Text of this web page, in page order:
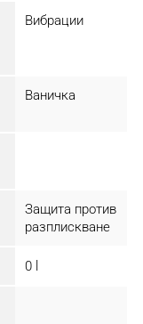
Вибрации
Ваничка
Защита против
разплискване
0 l